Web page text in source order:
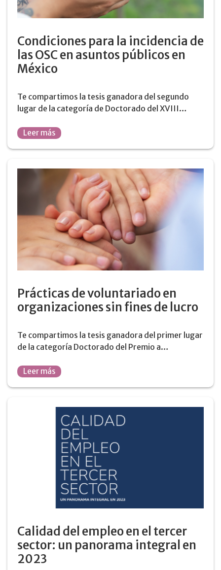
Condiciones para la incidencia de
las OSC en asuntos públicos en
México
Te compartimos la tesis ganadora del segundo
lugar de la categoría de Doctorado del XVIII…
Leer más
Prácticas de voluntariado en
organizaciones sin fines de lucro
Te compartimos la tesis ganadora del primer lugar
de la categoría Doctorado del Premio a…
Leer más
Calidad del empleo en el tercer
sector: un panorama integral en
2023